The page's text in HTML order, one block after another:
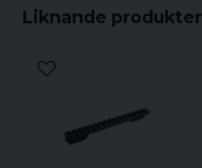
Liknande produkter